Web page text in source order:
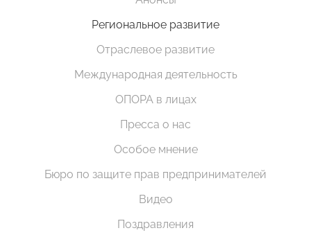
Региональное развитие
Отраслевое развитие
Международная деятельность
ОПОРА в лицах
Пресса о нас
Особое мнение
Бюро по защите прав предпринимателей
Видео
Поздравления